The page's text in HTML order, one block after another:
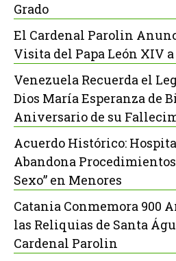
Grado
El Cardenal Parolin
Visita del Papa León XIV
Venezuela Recuerda el
Dios María Esperanza de
Aniversario de su
Acuerdo Histórico:
Abandona Procedimientos
Sexo” en Menores
Catania Conmemora 900
las Reliquias de Santa
Cardenal Parolin